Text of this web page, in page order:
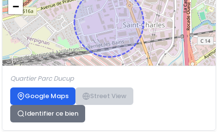
−
Quartier Parc Ducup
Google Maps
Street View
Identifier ce bien